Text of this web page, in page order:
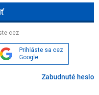
cez
Prihláste sa cez
Google
Zabudnuté heslo